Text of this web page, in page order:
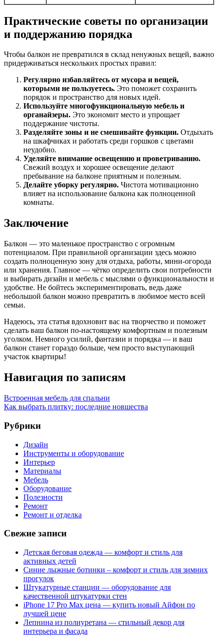
Практические советы по организации
и поддержанию порядка
Чтобы балкон не превратился в склад ненужных вещей, важно
придерживаться нескольких простых правил:
Регулярно избавляйтесь от мусора и вещей,
которыми не пользуетесь. Это поможет сохранить
порядок и пространство для новых идей.
Используйте многофункциональную мебель и
органайзеры. Это экономит место и упрощает
поддержание чистоты.
Разделяйте зоны и не смешивайте функции. Отдыхать
на шкафчиках и работать среди горшков с цветами
неудобно.
Уделяйте внимание освещению и проветриванию.
Свежий воздух и хорошее освещение делают
пребывание на балконе приятным и полезным.
Делайте уборку регулярно. Чистота мотивационно
влияет на использование балкона как полноценной
комнаты.
Заключение
Балкон — это маленькое пространство с огромным
потенциалом. При правильной организации здесь можно
создать полноценную зону для отдыха, работы, мини-огорода
или хранения. Главное — чётко определить свои потребности
и выбирать дизайн и мебель с мыслями о функциональности и
удобстве. Не бойтесь экспериментировать, ведь даже
небольшой балкон можно превратить в любимое место всей
семьи.
Надеюсь, эта статья вдохновит вас на творчество и поможет
сделать ваш балкон по-настоящему комфортным и полезным
уголком. Немного усилий, фантазии и порядка — и ваш
балкон станет гораздо больше, чем просто выступающий
участок квартиры!
Навигация по записям
Встроенная мебель для спальни
Как выбрать плитку: последние новшества
Рубрики
Дизайн
Инструменты и оборудование
Интерьер
Материалы
Мебель
Оборудование
Полезности
Ремонт
Ремонт и отделка
Свежие записи
Детская беговая одежда — комфорт и стиль для
активных детей
Синие лыжные ботинки – комфорт и стиль для зимних
прогулок
Штукатурные станции — оборудование для
качественной штукатурки стен
iPhone 17 Pro Max цена — купить новый Айфон по
лучшей цене
Лепнина из полиуретана — стильный декор для
интерьера и фасада